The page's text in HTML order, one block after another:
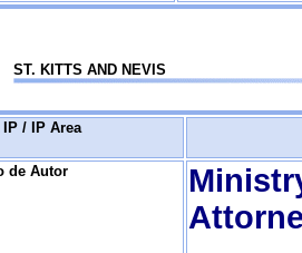
ST. KITTS AND NEVIS
IP / IP Area
de Autor